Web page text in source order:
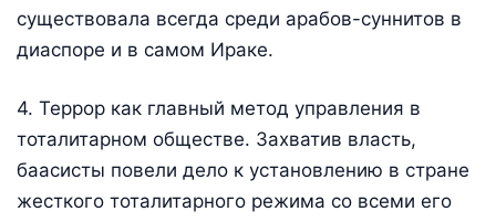
существовала всегда среди арабов-суннитов в
диаспоре и в самом Ираке.
4. Террор как главный метод управления в
тоталитарном обществе. Захватив власть,
баасисты повели дело к установлению в стране
жесткого тоталитарного режима со всеми его